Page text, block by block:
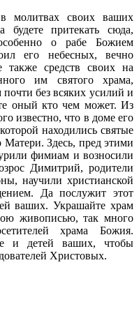
молитвах своих ваших
будете притекать сюда,
о рабе Божием
его небесных, вечно
средств своих на
им святого храма,
почти без всяких усилий и
оный кто чем может. Из
известно, что в доме его
находились святые
Здесь, пред этими
фимиам и возносили
Димитрий, родители
научили христианской
Да послужит этот
ваших. Украшайте храм
живописью, так много
храма Божия.
и детей ваших, чтобы
Христовых.